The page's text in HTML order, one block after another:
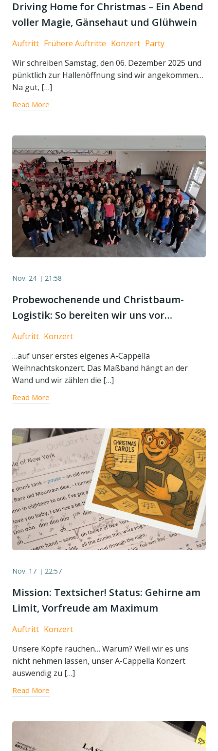
Driving Home for Christmas – Ein Abend
voller Magie, Gänsehaut und Glühwein
Auftritt Frühere Auftritte Konzert Party
Wir schreiben Samstag, den 06. Dezember 2025 und
pünktlich zur Hallenöffnung sind wir angekommen…
Na gut, […]
Read More
Nov. 24 | 21:58
Probewochenende und Christbaum-
Logistik: So bereiten wir uns vor…
Auftritt Konzert
…auf unser erstes eigenes A-Cappella
Weihnachtskonzert. Das Maßband hängt an der
Wand und wir zählen die […]
Read More
Nov. 17 | 22:57
Mission: Textsicher! Status: Gehirne am
Limit, Vorfreude am Maximum
Auftritt Konzert
Unsere Köpfe rauchen… Warum? Weil wir es uns
nicht nehmen lassen, unser A-Cappella Konzert
auswendig zu […]
Read More